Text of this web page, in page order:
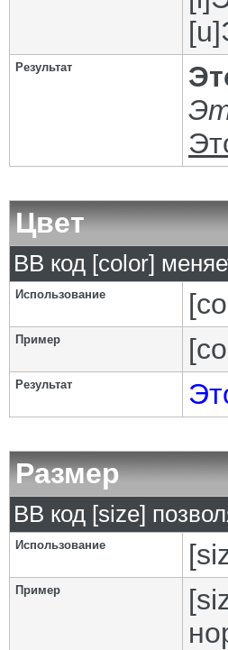
Результат
Цвет
BB код [color]
Использование
Пример
Результат
Размер
BB код [size]
Использование
Пример